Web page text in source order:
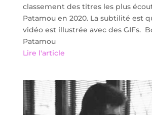
classement des titres les plus
Patamou en 2020. La subtilité est
vidéo est illustrée avec des GIFs.
Patamou
Lire l'article